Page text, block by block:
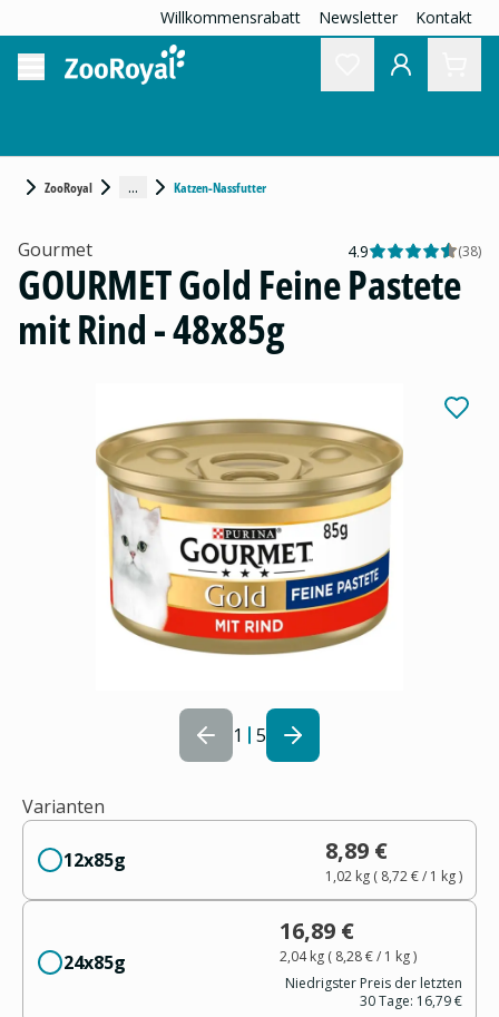
Willkommensrabatt Newsletter Kontakt
ZooRoyal ... Katzen-Nassfutter
1 5
Gourmet 4.9 (38)
GOURMET Gold Feine Pastete
mit Rind - 48x85g
Varianten
12x85g 8,89 €
1,02 kg( 8,72 €/ 1 kg)
24x85g
16,89 €
2,04 kg( 8,28 €/ 1 kg)
Niedrigster Preis der letzten
30 Tage: 16,79 €